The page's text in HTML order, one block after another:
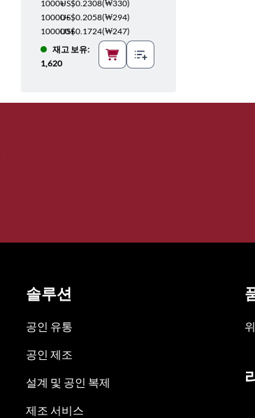
1000+US$0.2308(₩330)
10000+US$0.2058(₩294)
100000+US$0.1724(₩247)
재고 보유:
1,620
솔루션
공인 유통
공인 제조
설계 및 공인 복제
제조 서비스